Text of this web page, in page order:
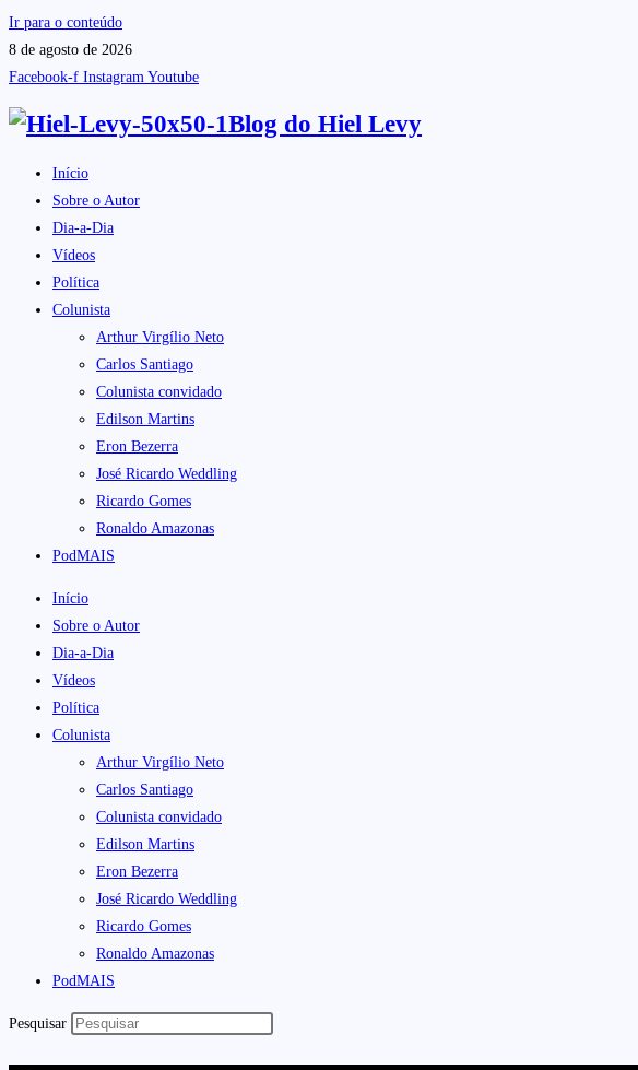
Ir para o conteúdo
8 de agosto de 2026
Facebook-f Instagram Youtube
Blog do Hiel Levy
Início
Sobre o Autor
Dia-a-Dia
Vídeos
Política
Colunista
Arthur Virgílio Neto
Carlos Santiago
Colunista convidado
Edilson Martins
Eron Bezerra
José Ricardo Weddling
Ricardo Gomes
Ronaldo Amazonas
PodMAIS
Início
Sobre o Autor
Dia-a-Dia
Vídeos
Política
Colunista
Arthur Virgílio Neto
Carlos Santiago
Colunista convidado
Edilson Martins
Eron Bezerra
José Ricardo Weddling
Ricardo Gomes
Ronaldo Amazonas
PodMAIS
Pesquisar